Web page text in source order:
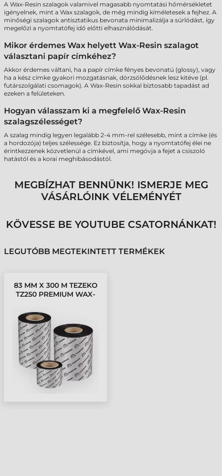
A Wax-Resin szalagok valamivel magasabb nyomtatási hőmérsékletet
igényelnek, mint a Wax szalagok, de még mindig kíméletesek a fejhez. A
minőségi szalagok antisztatikus bevonata minimalizálja a súrlódást, így
megelőzi a nyomtatófej idő előtti elhasználódását.
Mikor érdemes Wax helyett Wax-Resin szalagot
választani papír címkéhez?
Akkor érdemes váltani, ha a papír címke fényes bevonatú (glossy), vagy
ha a kész címke gyakori mozgatásnak, dörzsölődésnek lesz kitéve (pl.
futárszolgálati csomagok). A Wax-Resin sokkal biztosabb tapadást ad
ezeken a felületeken.
Hogyan válasszam ki a megfelelő Wax-Resin
szalagszélességet?
A szalag mindig legyen legalább 2-4 mm-rel szélesebb, mint a címke (és
a hordozója) teljes szélessége. Ez biztosítja, hogy a nyomtatófej élei ne
érintkezzenek közvetlenül a címkével, ami megóvja a fejet a csiszoló
hatástól és a korai meghibásodástól.
MEGBÍZHAT BENNÜNK! ISMERJE MEG
VÁSÁRLÓINK VÉLEMÉNYÉT
KÖVESSE BE YOUTUBE CSATORNÁNKAT!
LEGUTÓBB MEGTEKINTETT TERMÉKEK
83 MM X 300 M TEZEKO
TZ250 PREMIUM WAX-